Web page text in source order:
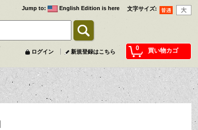
文字サイズ:
Jump to: English Edition is here
0 買い物カゴ
ログイン 新規登録はこちら